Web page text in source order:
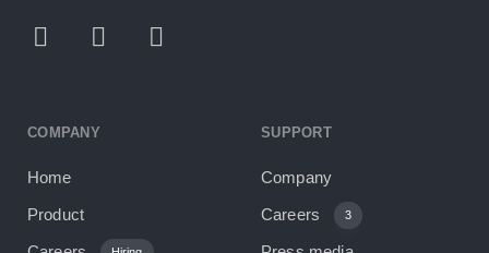
COMPANY
Home
Product
SUPPORT
Company
Careers
3